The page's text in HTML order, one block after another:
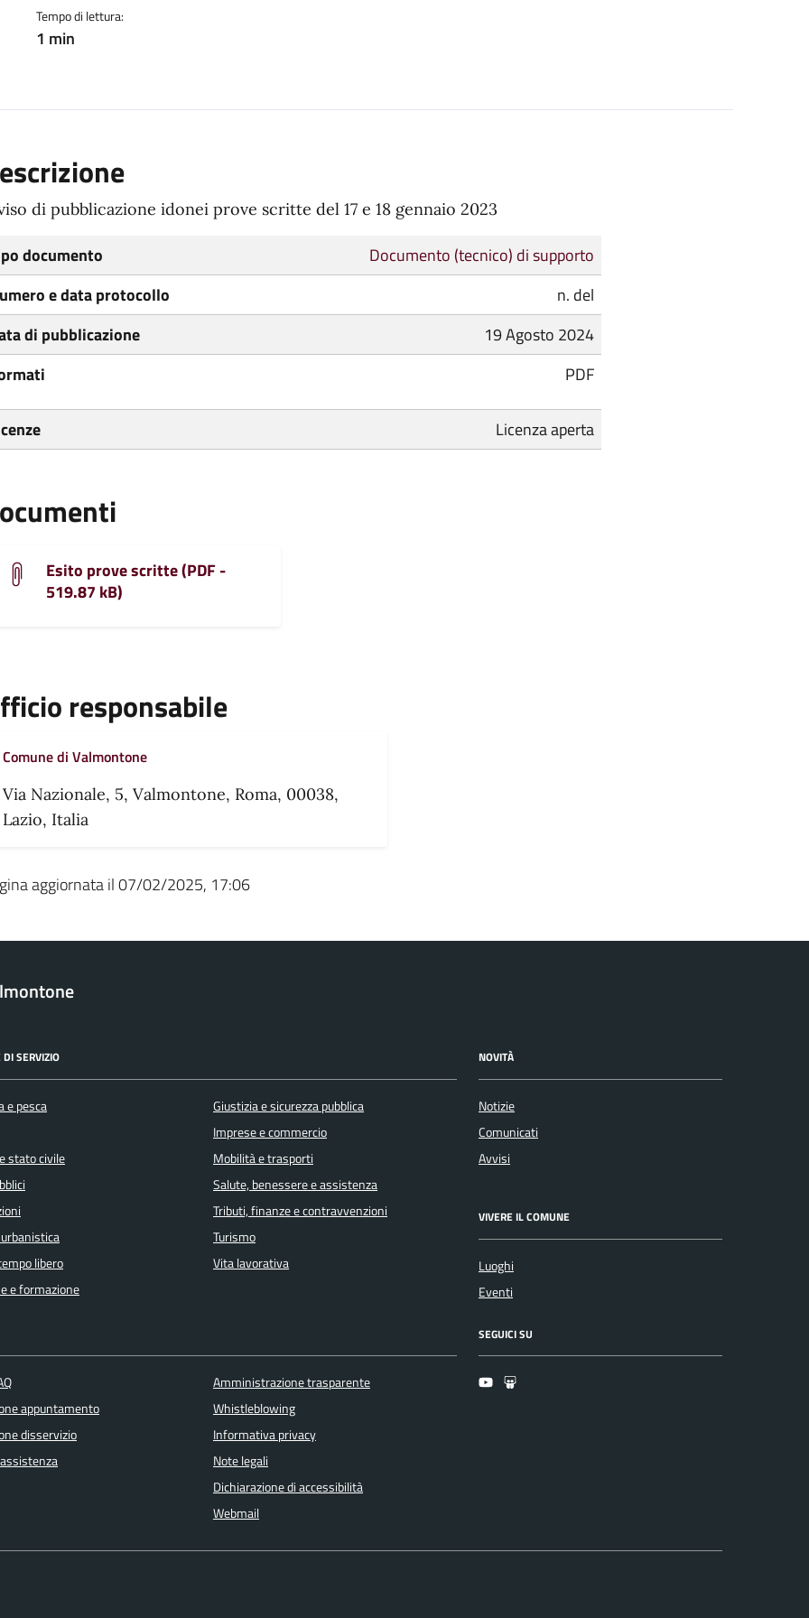
Tempo di lettura:
1 min
di pubblicazione idonei prove scritte del 17 e 18 gennaio 2023
documento
Documento (tecnico) di supporto
e data protocollo
n. del
di pubblicazione
19 Agosto 2024
PDF
Licenza aperta
Esito prove scritte (PDF -
519.87 kB)
responsabile
Comune di Valmontone
Via Nazionale, 5, Valmontone, Roma, 00038,
Lazio, Italia
aggiornata il 07/02/2025, 17:06
DI SERVIZIO
e pesca
stato civile
libero
e formazione
Giustizia e sicurezza pubblica
Imprese e commercio
Mobilità e trasporti
Salute, benessere e assistenza
Tributi, finanze e contravvenzioni
Turismo
Vita lavorativa
NOVITÀ
Notizie
Comunicati
Avvisi
VIVERE IL COMUNE
Luoghi
Eventi
appuntamento
disservizio
Amministrazione trasparente
Whistleblowing
Informativa privacy
Note legali
Dichiarazione di accessibilità
Webmail
SEGUICI SU
YoutubeSlideshare